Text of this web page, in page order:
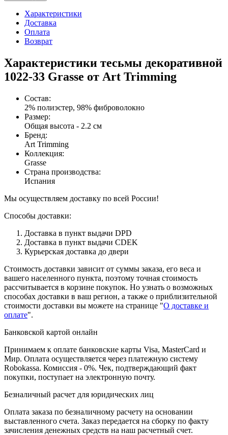
Характеристики
Доставка
Оплата
Возврат
Характеристики тесьмы декоративной
1022-33 Grasse от Art Trimming
Состав:
2% полиэстер, 98% фиброволокно
Размер:
Общая высота - 2.2 см
Бренд:
Art Trimming
Коллекция:
Grasse
Страна производства:
Испания
Мы осуществляем доставку по всей России!
Способы доставки:
Доставка в пункт выдачи DPD
Доставка в пункт выдачи CDEK
Курьерская доставка до двери
Стоимость доставки зависит от суммы заказа, его веса и
вашего населенного пункта, поэтому точная стоимость
рассчитывается в корзине покупок. Но узнать о возможных
способах доставки в ваш регион, а также о приблизительной
стоимости доставки вы можете на странице "О доставке и
оплате".
Банковской картой онлайн
Принимаем к оплате банковские карты Visa, MasterCard и
Мир. Оплата осуществляется через платежную систему
Robokassa. Комиссия - 0%. Чек, подтверждающий факт
покупки, поступает на электронную почту.
Безналичный расчет для юридических лиц
Оплата заказа по безналичному расчету на основании
выставленного счета. Заказ передается на сборку по факту
зачисления денежных средств на наш расчетный счет.